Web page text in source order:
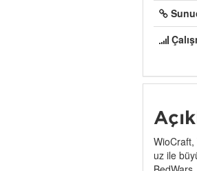
WioCraft,
uz ile